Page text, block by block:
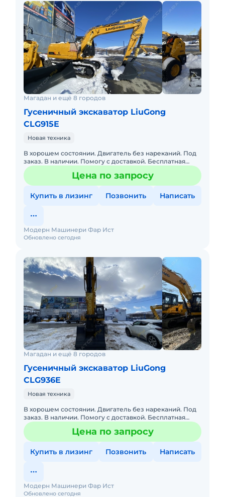
Магадан и ещё 8 городов
Гусеничный экскаватор LiuGong
CLG915E
Новая техника
В хорошем состоянии. Двигатель без нареканий. Под
заказ. В наличии. Помогу с доставкой. Бесплатная
доставка. Не требует вложений. Готова к эксплуатации.
Возможн
Цена по запросу
Купить в лизинг Позвонить Написать
Обновлено сегодня
Модерн Машинери Фар Ист
Магадан и ещё 8 городов
Гусеничный экскаватор LiuGong
CLG936E
Новая техника
В хорошем состоянии. Двигатель без нареканий. Под
заказ. В наличии. Помогу с доставкой. Бесплатная
доставка. Не требует вложений. Готова к эксплуатации.
Возможн
Цена по запросу
Купить в лизинг Позвонить Написать
Обновлено сегодня
Модерн Машинери Фар Ист